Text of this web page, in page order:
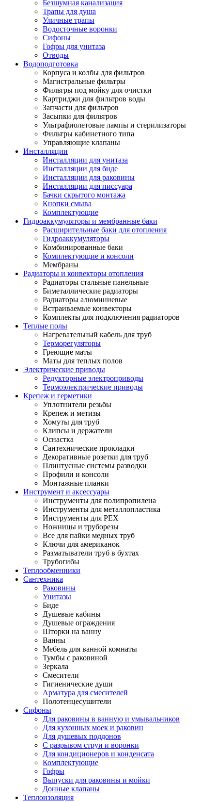
Безшумная канализация
Трапы для душа
Уличные трапы
Водосточные воронки
Сифоны
Гофры для унитаза
Отводы
Водоподготовка
Корпуса и колбы для фильтров
Магистральные фильтры
Фильтры под мойку для очистки
Картриджи для фильтров воды
Запчасти для фильтров
Засыпки для фильтров
Ультрафиолетовые лампы и стерилизаторы
Фильтры кабинетного типа
Управляющие клапаны
Инсталляции
Инсталляции для унитаза
Инсталляции для биде
Инсталляции для раковины
Инсталляции для писсуара
Бачки скрытого монтажа
Кнопки смыва
Комплектующие
Гидроаккумуляторы и мембранные баки
Расширительные баки для отопления
Гидроаккумуляторы
Комбинированные баки
Комплектующие и консоли
Мембраны
Радиаторы и конвекторы отопления
Радиаторы стальные панельные
Биметаллические радиаторы
Радиаторы алюминиевые
Встраиваемые конвекторы
Комплекты для подключения радиаторов
Теплые полы
Нагревательный кабель для труб
Терморегуляторы
Греющие маты
Маты для теплых полов
Электрические приводы
Редукторные электроприводы
Термоэлектрические приводы
Крепеж и герметики
Уплотнители резьбы
Крепеж и метизы
Хомуты для труб
Клипсы и держатели
Оснастка
Сантехнические прокладки
Декоративные розетки для труб
Плинтусные системы разводки
Профили и консоли
Монтажные планки
Инструмент и аксессуары
Инструменты для полипропилена
Инструменты для металлопластика
Инструменты для PEX
Ножницы и труборезы
Все для пайки медных труб
Ключи для американок
Разматыватели труб в бухтах
Трубогибы
Теплообменники
Сантехника
Раковины
Унитазы
Биде
Душевые кабины
Душевые ограждения
Шторки на ванну
Ванны
Мебель для ванной комнаты
Тумбы с раковиной
Зеркала
Смесители
Гигиенические души
Арматура для смесителей
Полотенцесушители
Сифоны
Для раковины в ванную и умывальников
Для кухонных моек и раковин
Для душевых поддонов
С разрывом струи и воронки
Для кондиционеров и конденсата
Комплектующие
Гофры
Выпуски для раковины и мойки
Донные клапаны
Теплоизоляция